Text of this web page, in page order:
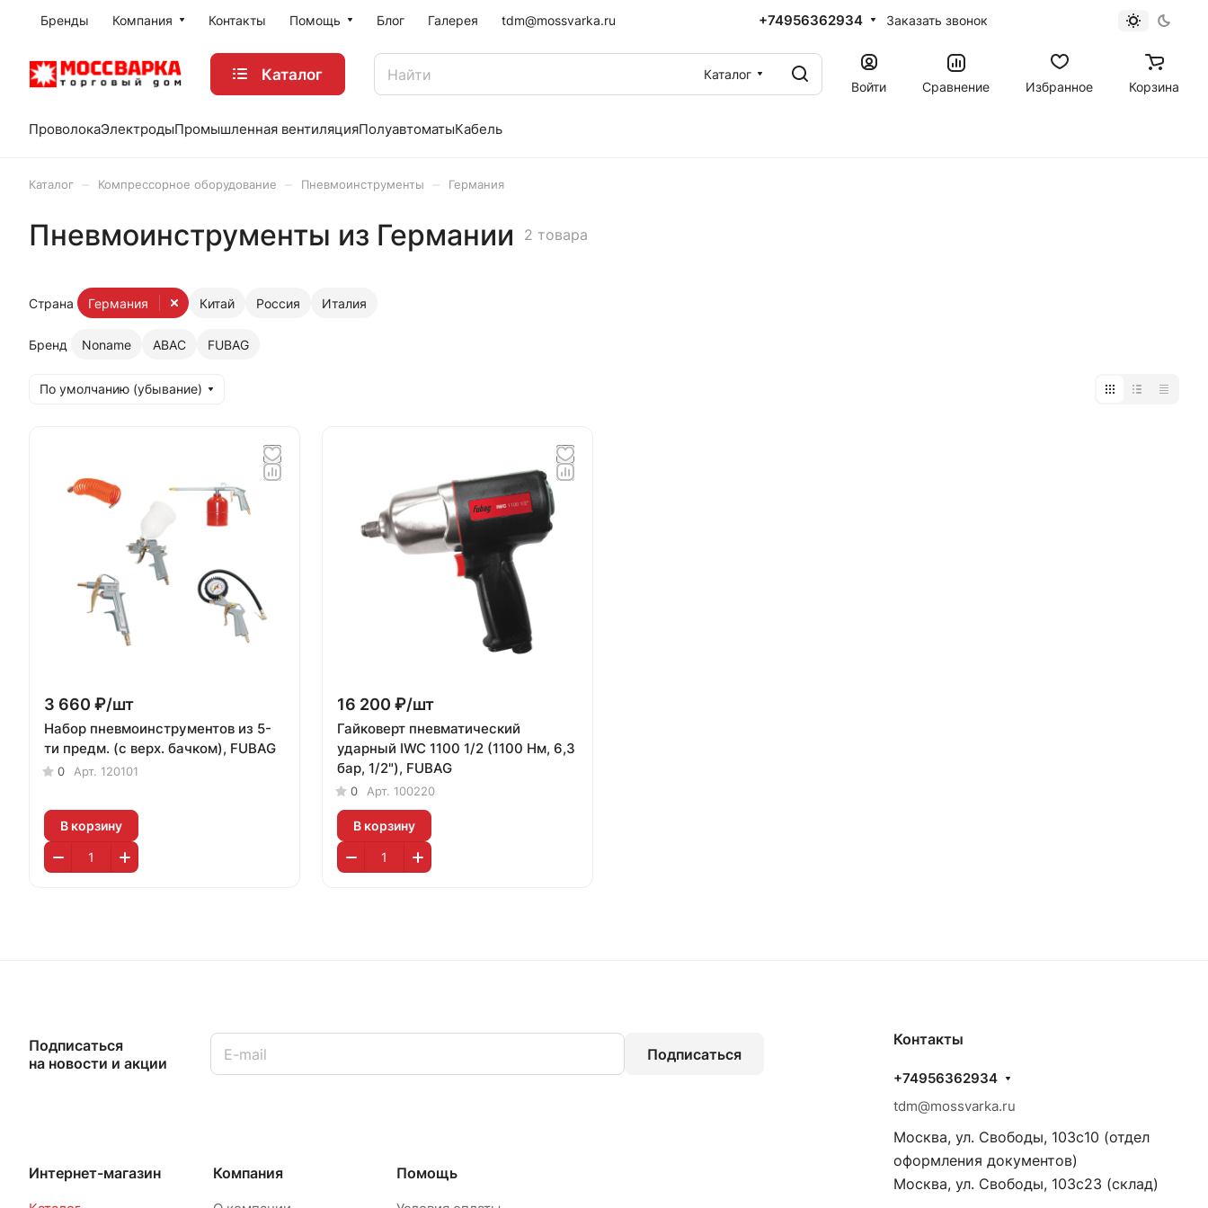
Бренды Компания Контакты Помощь Блог Галерея tdm@mossvarka.ru +74956362934 Заказать звонок
Каталог
Каталог
Войти
Сравнение Избранное Корзина
ПроволокаЭлектродыПромышленная вентиляцияПолуавтоматыКабель
Каталог Компрессорное оборудование Пневмоинструменты Германия
Пневмоинструменты из Германии 2 товара
Страна Китай Россия
Германия Италия
Бренд Noname ABAC FUBAG
По умолчанию (убывание)
3 660 ₽/шт
Набор пневмоинструментов из 5-
ти предм. (с верх. бачком), FUBAG
0 Арт. 120101
В корзину
16 200 ₽/шт
Гайковерт пневматический
ударный IWC 1100 1/2 (1100 Нм, 6,3
бар, 1/2"), FUBAG
0 Арт. 100220
В корзину
Подписаться
на новости и акции
Подписаться
Интернет-магазин Компания Помощь
Контакты
+74956362934
tdm@mossvarka.ru
Москва, ул. Свободы, 103с10 (отдел
оформления документов)
Москва, ул. Свободы, 103с23 (склад)